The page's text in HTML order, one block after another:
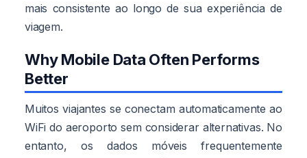
mais consistente ao longo de sua experiência de
viagem.
Why Mobile Data Often Performs
Better
Muitos viajantes se conectam automaticamente ao
WiFi do aeroporto sem considerar alternativas. No
entanto, os dados móveis frequentemente